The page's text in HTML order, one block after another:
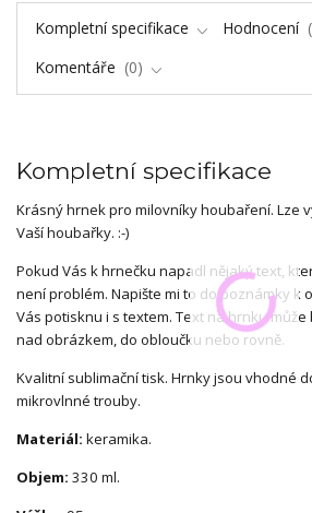
Kompletní specifikace Hodnocení
Komentáře
0
Kompletní specifikace
Krásný hrnek pro milovníky houbaření. Lze
Vaší houbařky. :-)
Pokud Vás k hrnečku napadl nějaký text,
není problém. Napište mi to do poznámky k
Vás potisknu i s textem. Text na hrnku
nad obrázkem, do obloučku nebo rovně.
Kvalitní sublimační tisk. Hrnky jsou vhodné
mikrovlnné trouby.
Materiál: keramika.
Objem: 330 ml.